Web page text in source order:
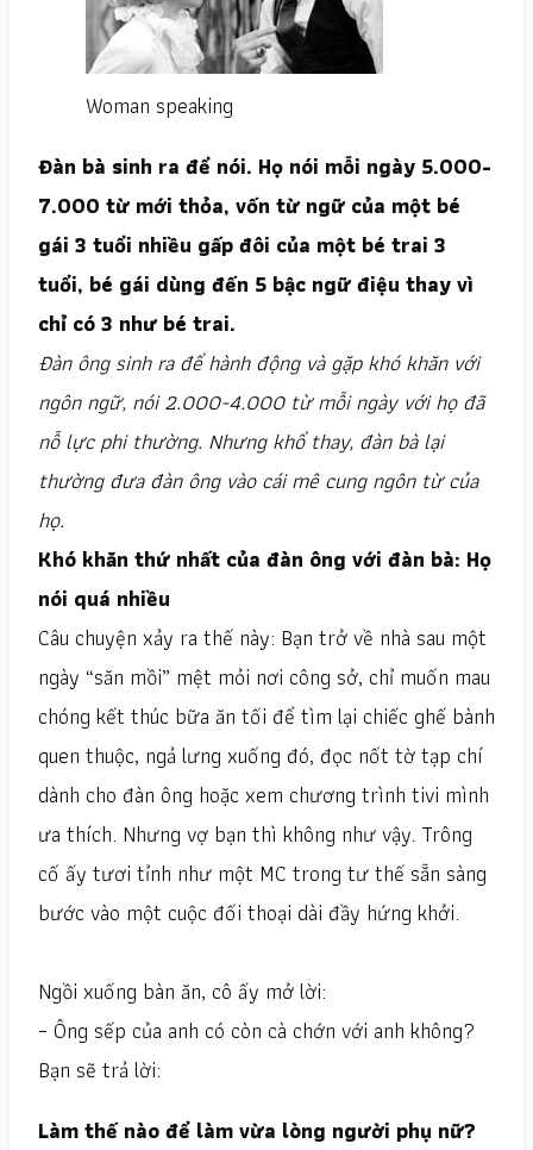
Woman speaking
Đàn bà sinh ra để nói. Họ nói mỗi ngày 5.000-
7.000 từ mới thỏa, vốn từ ngữ của một bé
gái 3 tuổi nhiều gấp đôi của một bé trai 3
tuổi, bé gái dùng đến 5 bậc ngữ điệu thay vì
chỉ có 3 như bé trai.
Đàn ông sinh ra để hành động và gặp khó khăn với
ngôn ngữ, nói 2.000-4.000 từ mỗi ngày với họ đã
nỗ lực phi thường. Nhưng khổ thay, đàn bà lại
thường đưa đàn ông vào cái mê cung ngôn từ của
họ.
Khó khăn thứ nhất của đàn ông với đàn bà: Họ
nói quá nhiều
Câu chuyện xảy ra thế này: Bạn trở về nhà sau một
ngày “săn mồi” mệt mỏi nơi công sở, chỉ muốn mau
chóng kết thúc bữa ăn tối để tìm lại chiếc ghế bành
quen thuộc, ngả lưng xuống đó, đọc nốt tờ tạp chí
dành cho đàn ông hoặc xem chương trình tivi mình
ưa thích. Nhưng vợ bạn thì không như vậy. Trông
cố ấy tươi tỉnh như một MC trong tư thế sẵn sàng
bước vào một cuộc đối thoại dài đầy hứng khởi.
Ngồi xuống bàn ăn, cô ấy mở lời:
– Ông sếp của anh có còn cà chớn với anh không?
Bạn sẽ trả lời:
Làm thế nào để làm vừa lòng người phụ nữ?